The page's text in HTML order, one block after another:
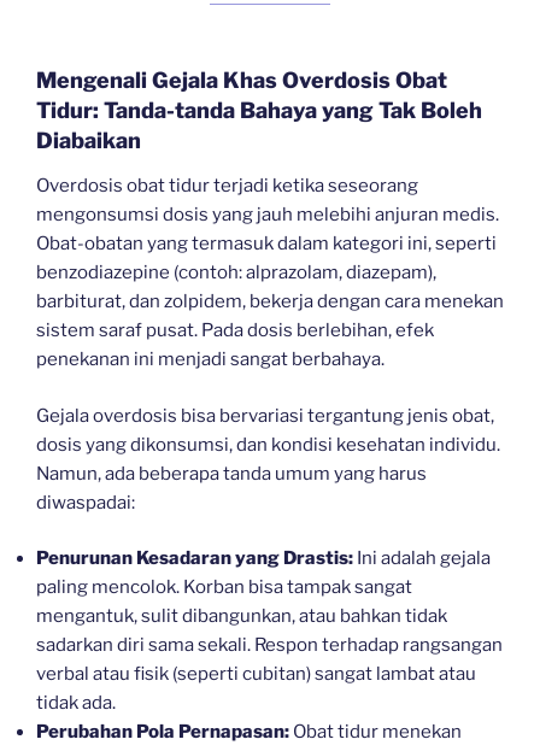
Mengenali Gejala Khas Overdosis Obat
Tidur: Tanda-tanda Bahaya yang Tak Boleh
Diabaikan
Overdosis obat tidur terjadi ketika seseorang
mengonsumsi dosis yang jauh melebihi anjuran medis.
Obat-obatan yang termasuk dalam kategori ini, seperti
benzodiazepine (contoh: alprazolam, diazepam),
barbiturat, dan zolpidem, bekerja dengan cara menekan
sistem saraf pusat. Pada dosis berlebihan, efek
penekanan ini menjadi sangat berbahaya.
Gejala overdosis bisa bervariasi tergantung jenis obat,
dosis yang dikonsumsi, dan kondisi kesehatan individu.
Namun, ada beberapa tanda umum yang harus
diwaspadai:
Penurunan Kesadaran yang Drastis: Ini adalah gejala
paling mencolok. Korban bisa tampak sangat
mengantuk, sulit dibangunkan, atau bahkan tidak
sadarkan diri sama sekali. Respon terhadap rangsangan
verbal atau fisik (seperti cubitan) sangat lambat atau
tidak ada.
Perubahan Pola Pernapasan: Obat tidur menekan